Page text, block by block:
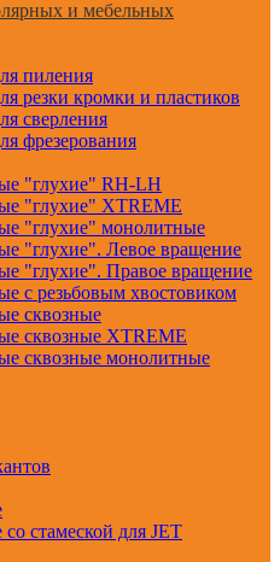
и мебельных
пиления
резки кромки и пластиков
сверления
фрезерования
"глухие" RH-LH
"глухие" XTREME
"глухие" монолитные
"глухие". Левое вращение
"глухие". Правое вращение
с резьбовым хвостовиком
сквозные
сквозные XTREME
сквозные монолитные
стамеской для JET